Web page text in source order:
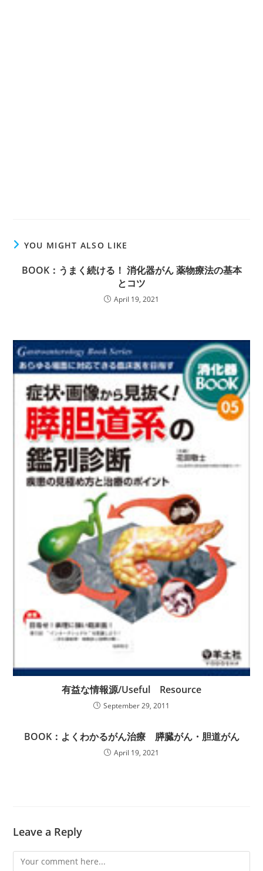
YOU MIGHT ALSO LIKE
BOOK：うまく続ける！ 消化器がん 薬物療法の基本
とコツ
April 19, 2021
有益な情報源/Useful Resource
September 29, 2011
BOOK：よくわかるがん治療 膵臓がん・胆道がん
April 19, 2021
Leave a Reply
Comment